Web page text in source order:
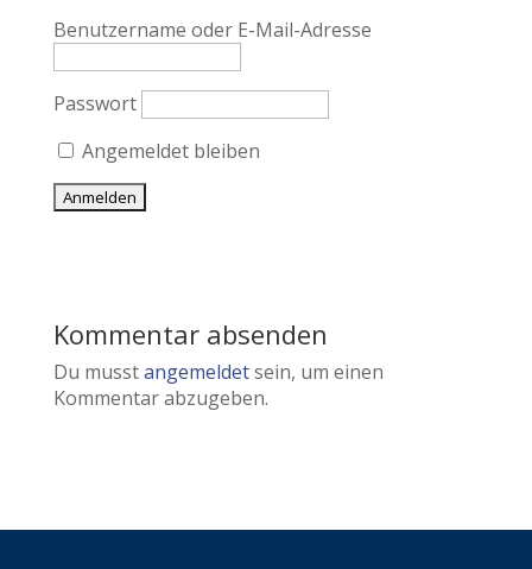
Benutzername oder E-Mail-Adresse
Passwort
Angemeldet bleiben
Kommentar absenden
Du musstangemeldetsein, um einen
Kommentar abzugeben.